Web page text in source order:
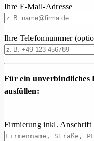
Ihre E-Mail-Adresse
Ihre Telefonnummer
Für ein unverbindliches
ausfüllen:
Firmierung inkl. Anschrift